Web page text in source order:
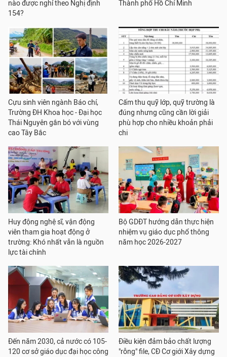
nào được nghỉ theo Nghị định
154?
Thành phố Hồ Chí Minh
Cựu sinh viên ngành Báo chí,
Trường ĐH Khoa học - Đại học
Thái Nguyên gắn bó với vùng
cao Tây Bắc
Cấm thu quỹ lớp, quỹ trường là
đúng nhưng cũng cần lời giải
phù hợp cho nhiều khoản phải
chi
Huy động nghệ sĩ, vận động
viên tham gia hoạt động ở
trường: Khó nhất vẫn là nguồn
lực tài chính
Bộ GDĐT hướng dẫn thực hiện
nhiệm vụ giáo dục phổ thông
năm học 2026-2027
Đến năm 2030, cả nước có 105-
120 cơ sở giáo dục đại học công
Điều kiện đảm bảo chất lượng
"rỗng" file, CĐ Cơ giới Xây dựng